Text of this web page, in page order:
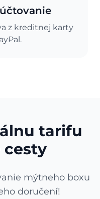
z kreditnej karty
tarifu
cesty
mýtneho boxu
doručení!